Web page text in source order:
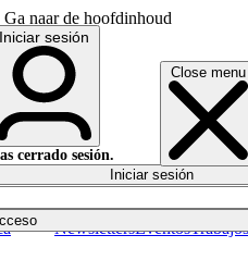
Ga naar de hoofdinhoud
Close menu
NewslettersEventosTrabajos
English
Iniciar sesión
cerrado sesión.
Iniciar sesión